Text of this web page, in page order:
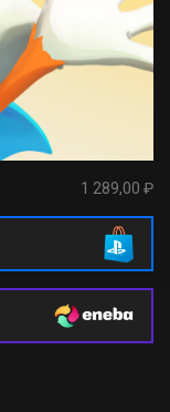
1 289,00 ₽